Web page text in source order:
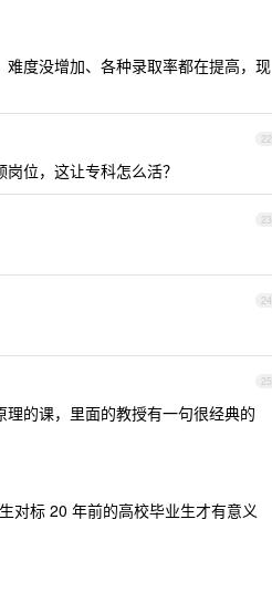
度没增加、各种录取率都在提高，现
22
位，这让专科怎么活？
23
24
25
的课，里面的教授有一句很经典的
对标 20 年前的高校毕业生才有意义